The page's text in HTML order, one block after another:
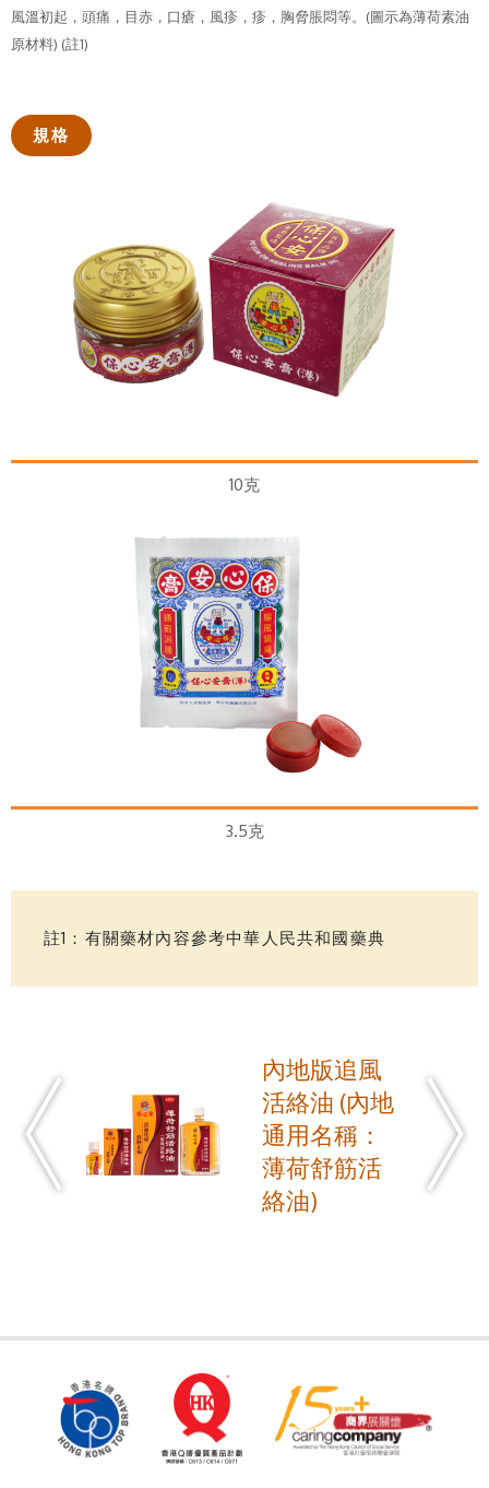
風溫初起，頭痛，目赤，口瘡，風疹，疹，胸脅脹悶等。(圖示為薄荷素油
原材料) (註1)
規格
10克
3.5克
註1：有關藥材內容參考中華人民共和國藥典
內地版追風
活絡油 (內地
通用名稱：
薄荷舒筋活
絡油)